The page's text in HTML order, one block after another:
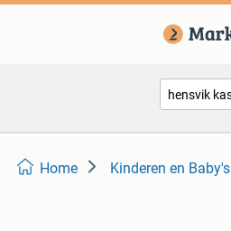
Home Kinderen en Baby's